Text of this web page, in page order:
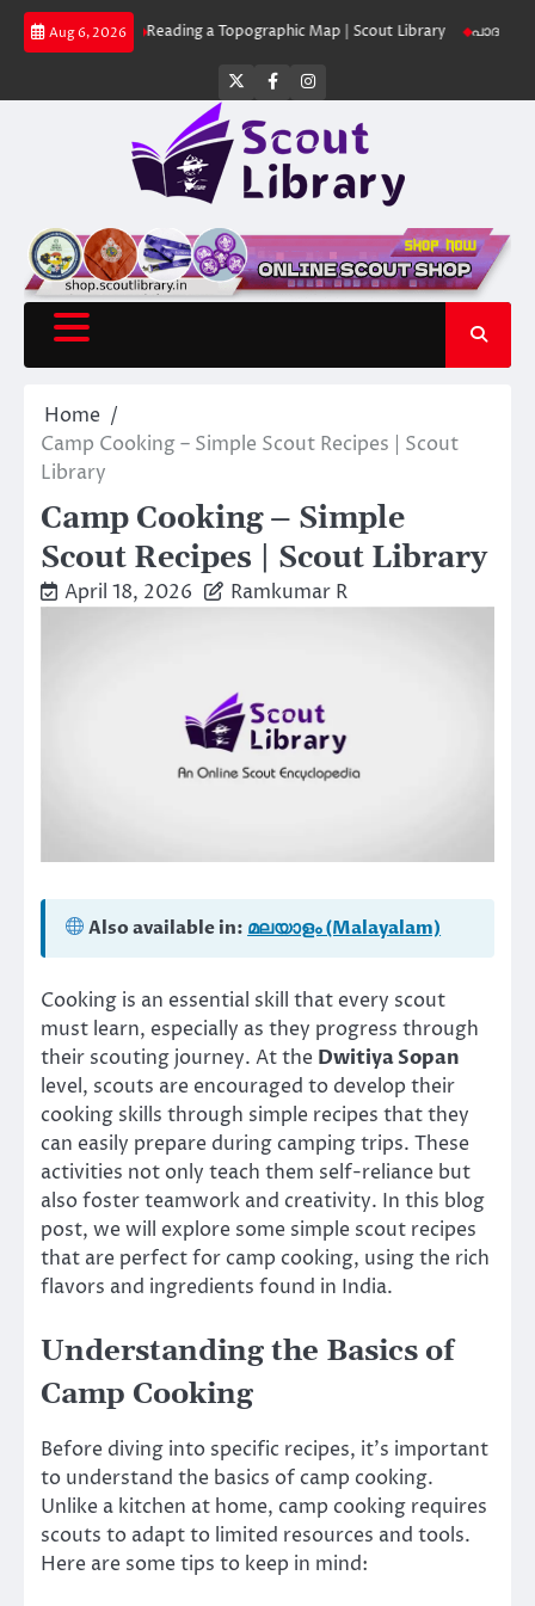
Skip
Aug 6, 2026
Reading a Topographic Map | Scout Library പാദമുദ്രകൾ
Twitter
FacebookInstagram
Home
Camp Cooking – Simple Scout Recipes | Scout
Library
Camp Cooking – Simple
Scout Recipes | Scout Library
April 18, 2026 Ramkumar R
Also available in: മലയാളം (Malayalam)
Cooking is an essential skill that every scout
must learn, especially as they progress through
their scouting journey. At the Dwitiya Sopan
level, scouts are encouraged to develop their
cooking skills through simple recipes that they
can easily prepare during camping trips. These
activities not only teach them self-reliance but
also foster teamwork and creativity. In this blog
post, we will explore some simple scout recipes
that are perfect for camp cooking, using the rich
flavors and ingredients found in India.
Understanding the Basics of
Camp Cooking
Before diving into specific recipes, it’s important
to understand the basics of camp cooking.
Unlike a kitchen at home, camp cooking requires
scouts to adapt to limited resources and tools.
Here are some tips to keep in mind: